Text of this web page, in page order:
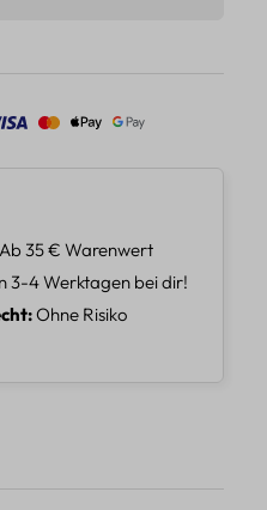
Ab 35 € Warenwert
3-4 Werktagen bei dir!
Ohne Risiko